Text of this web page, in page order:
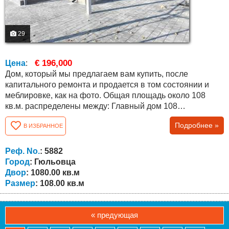
29
Цена: € 196,000
Дом, который мы предлагаем вам купить, после
капитального ремонта и продается в том состоянии и
меблировке, как на фото. Общая площадь около 108
кв.м. распределены между: Главный дом 108
квадратных метров с пристройкой и гостевым домом!
Все постройки, включая бетонный забор, легализованы.
Выполнен ремонт: утепление дома, заменены
электропроводка и водопроводные и канализационные
трубы по всему дому, забетонирован фундамент...
В ИЗБРАННОЕ Подробнее »
Реф. No.: 5882
Город: Гюльовца
Двор: 1080.00 кв.м
Размер: 108.00 кв.м
« предующая